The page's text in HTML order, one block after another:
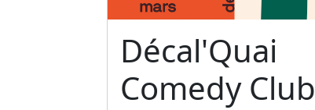
Décal'Quai
Comedy Club